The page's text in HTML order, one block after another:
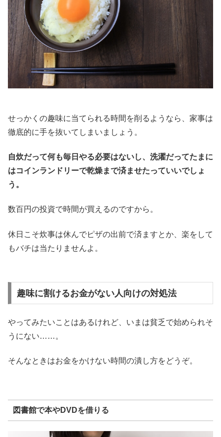
せっかくの趣味に当てられる時間を削るようなら、家事は
徹底的に手を抜いてしまいましょう。
自炊だって何も毎日やる必要はないし、洗濯だってたまに
はコインランドリーで乾燥まで済ませたっていいでしょ
う。
数百円の投資で時間が買えるのですから。
休日こそ炊事は休んでピザの出前で済ますとか、楽をして
もバチは当たりませんよ。
趣味に割けるお金がない人向けの対処法
やってみたいことはあるけれど、いまは貧乏で始められそ
うにない……。
そんなときはお金をかけない時間の潰し方をどうぞ。
図書館で本やDVDを借りる